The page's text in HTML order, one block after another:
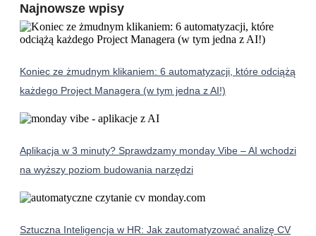
Najnowsze wpisy
Koniec ze żmudnym klikaniem: 6 automatyzacji, które odciążą
każdego Project Managera (w tym jedna z AI!)
Aplikacja w 3 minuty? Sprawdzamy monday Vibe – AI wchodzi
na wyższy poziom budowania narzędzi
Sztuczna Inteligencja w HR: Jak zautomatyzować analizę CV